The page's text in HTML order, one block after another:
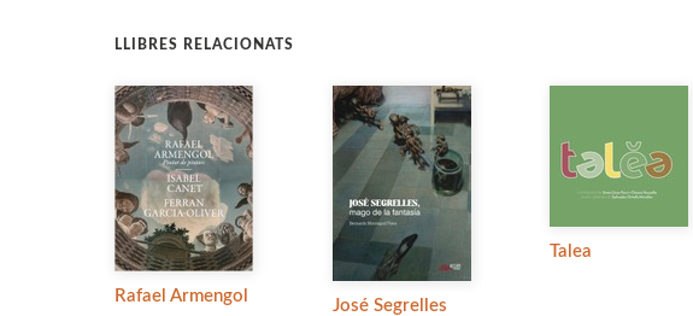
LLIBRES RELACIONATS
Rafael Armengol
José Segrelles
Talea